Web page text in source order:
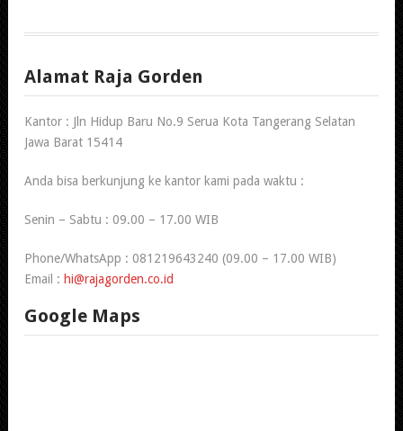
Alamat Raja Gorden
Kantor : Jln Hidup Baru No.9 Serua Kota Tangerang Selatan
Jawa Barat 15414
Anda bisa berkunjung ke kantor kami pada waktu :
Senin – Sabtu : 09.00 – 17.00 WIB
Phone/WhatsApp : 081219643240 (09.00 – 17.00 WIB)
Email : hi@rajagorden.co.id
Google Maps